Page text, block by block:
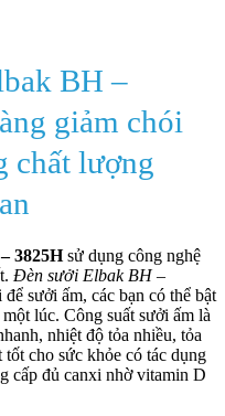
BH –
giảm chói
chất lượng
3825Hsử dụng công nghệ
Đèn sưởi Elbak BH –
sưởi ấm, các bạn có thể bật
lúc. Công suất sưởi ấm là
nhiệt độ tỏa nhiều, tỏa
cho sức khỏe có tác dụng
cấp đủ canxi nhờ vitamin D